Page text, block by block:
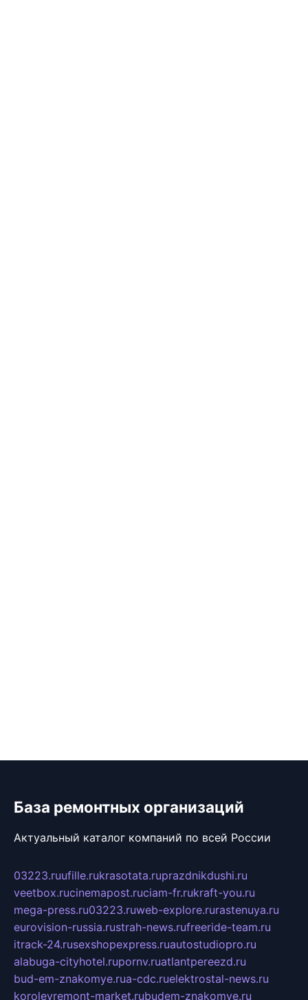
База ремонтных организаций
Актуальный каталог компаний по всей России
03223.ruufille.rukrasotata.ruprazdnikdushi.ru
veetbox.rucinemapost.ruciam-fr.rukraft-you.ru
mega-press.ru03223.ruweb-explore.rurastenuya.ru
eurovision-russia.rustrah-news.rufreeride-team.ru
itrack-24.rusexshopexpress.ruautostudiopro.ru
alabuga-cityhotel.rupornv.ruatlantpereezd.ru
bud-em-znakomye.rua-cdc.ruelektrostal-news.ru
korolevremont-market.rubudem-znakomye.ru